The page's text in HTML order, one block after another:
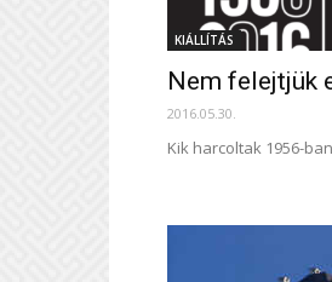
KIÁLLÍTÁS
Nem felejtjük
2016.05.30.
Kik harcoltak 1956-